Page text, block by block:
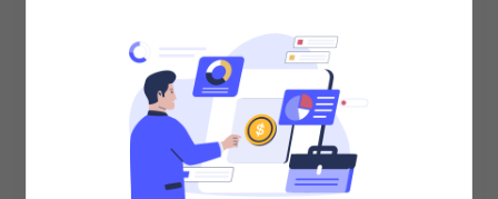
Pemilihan Kota/Negara
Sesi Tidak Terbatas
Bandwidth Tidak Terbatas